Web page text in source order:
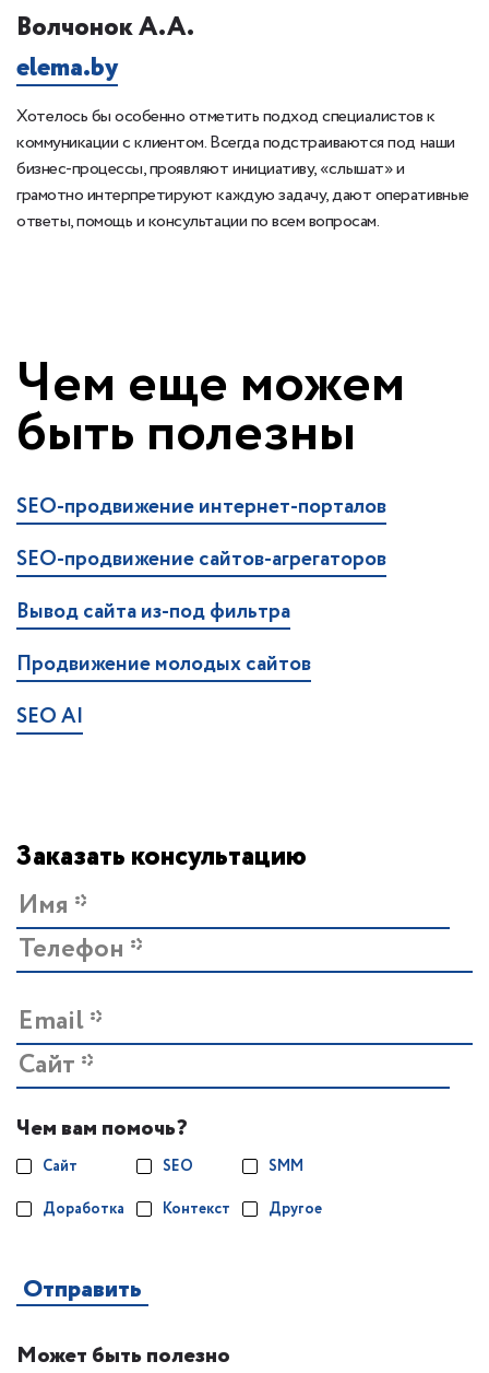
Волчонок А.А.
elema.by
Хотелось бы особенно отметить подход специалистов к
коммуникации с клиентом. Всегда подстраиваются под наши
бизнес-процессы, проявляют инициативу, «слышат» и
грамотно интерпретируют каждую задачу, дают оперативные
ответы, помощь и консультации по всем вопросам.
Чем еще можем
быть полезны
SEO-продвижение интернет-порталов
SEO-продвижение сайтов-агрегаторов
Вывод сайта из-под фильтра
Продвижение молодых сайтов
SEO AI
Заказать консультацию
Чем вам помочь?
Сайт
Доработка
SEO
Контекст
SMM
Другое
Может быть полезно